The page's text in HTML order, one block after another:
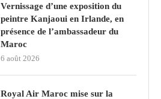
Vernissage d’une exposition du
peintre Kanjaoui en Irlande, en
présence de l’ambassadeur du
Maroc
6 août 2026
Royal Air Maroc mise sur la